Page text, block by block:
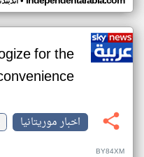
for the
اخبار موريتانيا
BY84XM